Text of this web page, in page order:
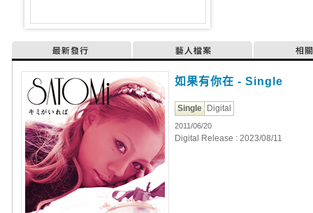
最新發行 藝人檔案 相
如果有你在 - Single
Single Digital
2011/06/20
Digital Release : 2023/08/11